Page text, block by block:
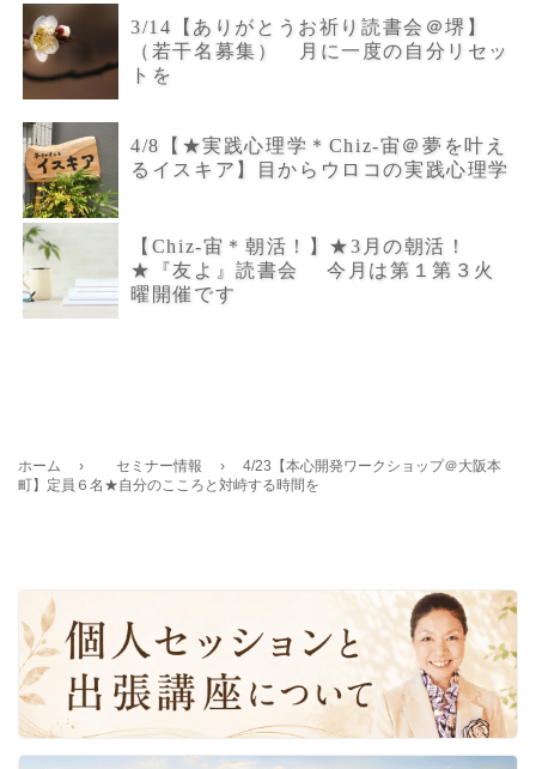
3/14【ありがとうお祈り読書会＠堺】
（若干名募集） 月に一度の自分リセッ
トを
4/8【★実践心理学＊Chiz-宙＠夢を叶え
るイスキア】目からウロコの実践心理学
【Chiz-宙＊朝活！】★3月の朝活！
★『友よ』読書会 今月は第１第３火
曜開催です
ホーム › セミナー情報 › 4/23【本心開発ワークショップ＠大阪本
町】定員６名★自分のこころと対峙する時間を